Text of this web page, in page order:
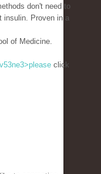
don't need to
insulin. Proven in a
of Medicine.
click